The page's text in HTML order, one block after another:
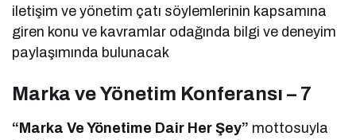
iletişim ve yönetim çatı söylemlerinin kapsamına
giren konu ve kavramlar odağında bilgi ve deneyim
paylaşımında bulunacak
Marka ve Yönetim Konferansı – 7
“Marka Ve Yönetime Dair Her Şey” mottosuyla